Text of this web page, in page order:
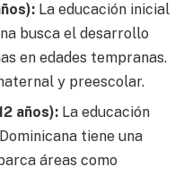
La educación inicial
busca el desarrollo
en edades tempranas.
y preescolar.
años): La educación
tiene una
áreas como